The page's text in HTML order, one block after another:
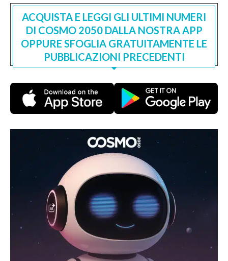
ACQUISTA E LEGGI GLI ULTIMI NUMERI
DI COSMO 2050 DALLA NOSTRA APP
OPPURE SFOGLIA GRATUITAMENTE LE
PUBBLICAZIONI PRECEDENTI